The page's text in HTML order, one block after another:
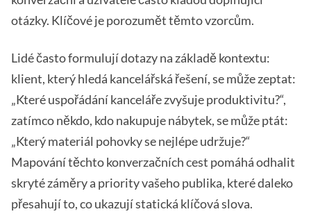
otázky. Klíčové je porozumět těmto vzorcům.
Lidé často formulují dotazy na základě kontextu:
klient, který hledá kancelářská řešení, se může zeptat:
„Které uspořádání kanceláře zvyšuje produktivitu?“,
zatímco někdo, kdo nakupuje nábytek, se může ptát:
„Který materiál pohovky se nejlépe udržuje?“
Mapování těchto konverzačních cest pomáhá odhalit
skryté záměry a priority vašeho publika, které daleko
přesahují to, co ukazují statická klíčová slova.